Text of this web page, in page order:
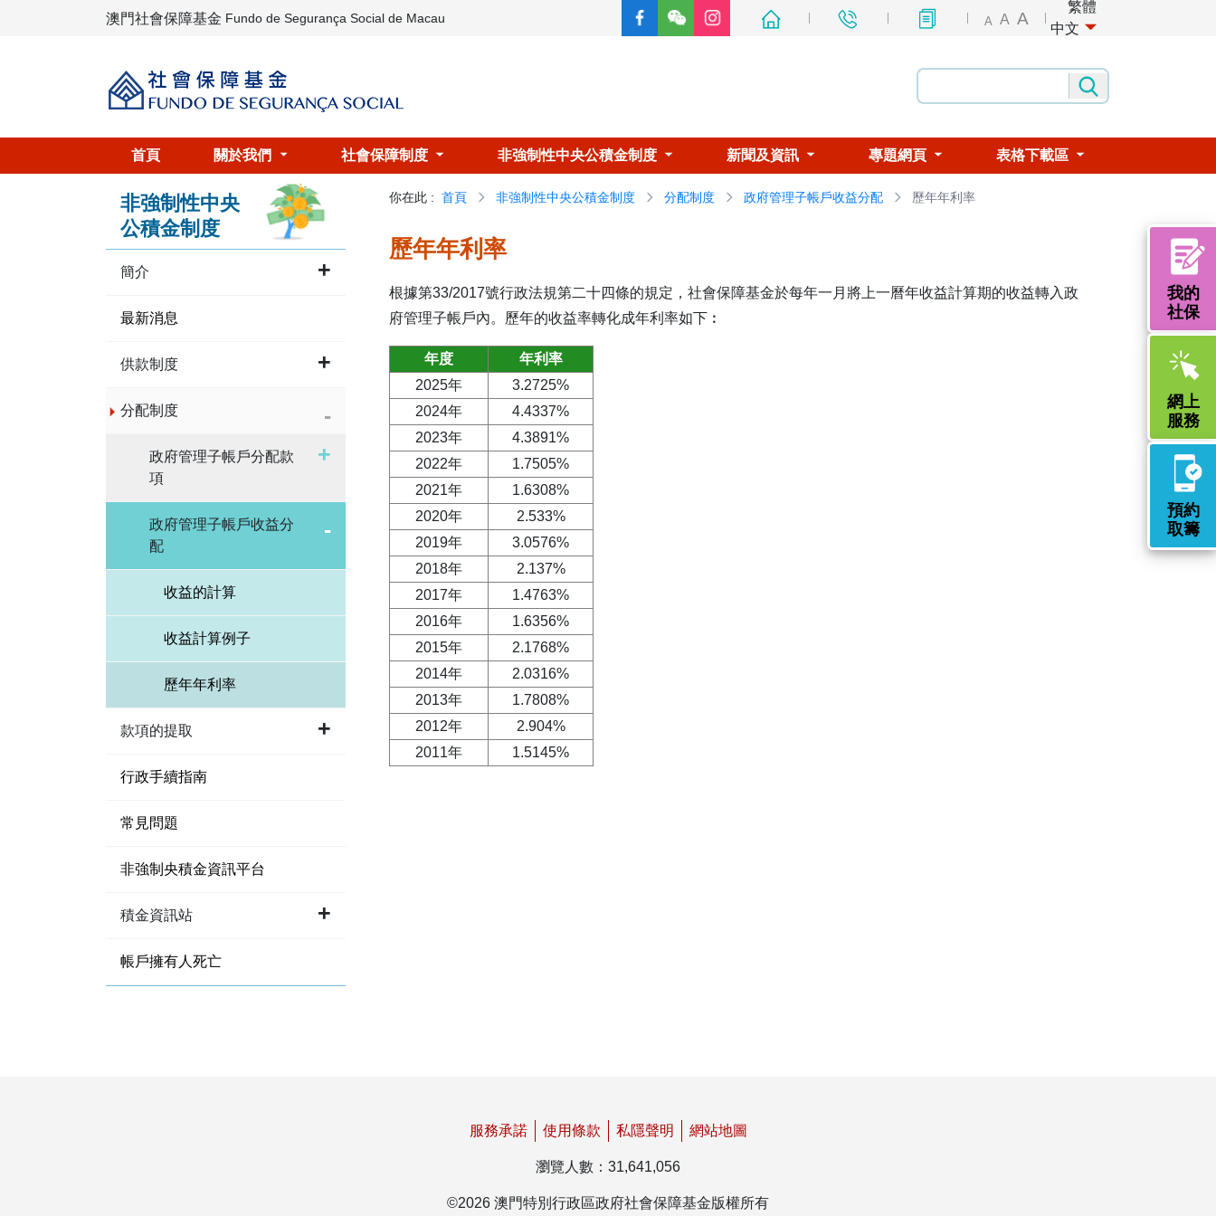
A A A
繁體
中文
澳門社會保障基金 Fundo de Segurança Social de Macau
首頁 關於我們 社會保障制度 非強制性中央公積金制度 新聞及資訊 專題網頁 表格下載區
我的
社保
網上
服務
預約
取籌
非強制性中央
公積金制度
簡介
最新消息
供款制度
分配制度
政府管理子帳戶分配款
項
政府管理子帳戶收益分
配
收益的計算
收益計算例子
歷年年利率
款項的提取
行政手續指南
常見問題
非強制央積金資訊平台
積金資訊站
帳戶擁有人死亡
你在此 : 首頁 非強制性中央公積金制度 分配制度 政府管理子帳戶收益分配 歷年年利率
歷年年利率
根據第33/2017號行政法規第二十四條的規定，社會保障基金於每年一月將上一曆年收益計算期的收益轉入政
府管理子帳戶內。歷年的收益率轉化成年利率如下︰
年度
年利率
2025年
3.2725%
2024年
4.4337%
2023年
4.3891%
2022年
1.7505%
2021年
1.6308%
2020年
2.533%
2019年
3.0576%
2018年
2.137%
2017年
1.4763%
2016年
1.6356%
2015年
2.1768%
2014年
2.0316%
2013年
1.7808%
2012年
2.904%
2011年
1.5145%
服務承諾 使用條款 私隱聲明 網站地圖
瀏覽人數 ： 31,641,056
©2026 澳門特別行政區政府社會保障基金版權所有